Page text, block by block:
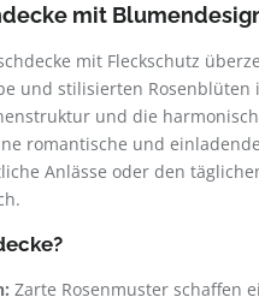
mit
mit Fleckschutz
und stilisierten Rosenblüten
und die
romantische und
Anlässe oder den
Zarte Rosenmuster schaffen